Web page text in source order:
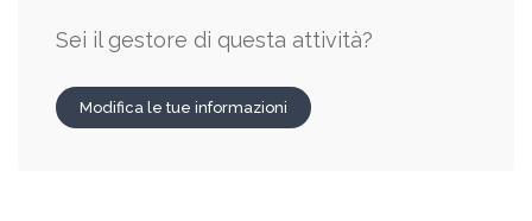
Sei il gestore di questa attività?
Modifica le tue informazioni